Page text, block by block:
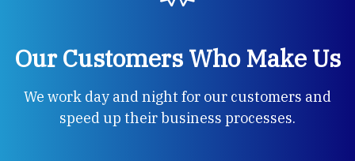
Our Customers Who Make Us
We work day and night for our customers and
speed up their business processes.